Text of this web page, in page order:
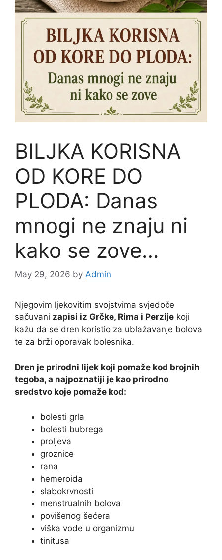
BILJKA KORISNA
OD KORE DO
PLODA: Danas
mnogi ne znaju ni
kako se zove…
May 29, 2026 by Admin
Njegovim ljekovitim svojstvima svjedoče
sačuvani zapisi iz Grčke, Rima i Perzije koji
kažu da se dren koristio za ublažavanje bolova
te za brži oporavak bolesnika.
Dren je prirodni lijek koji pomaže kod brojnih
tegoba, a najpoznatiji je kao prirodno
sredstvo koje pomaže kod:
bolesti grla
bolesti bubrega
proljeva
groznice
rana
hemeroida
slabokrvnosti
menstrualnih bolova
povišenog šećera
viška vode u organizmu
tinitusa